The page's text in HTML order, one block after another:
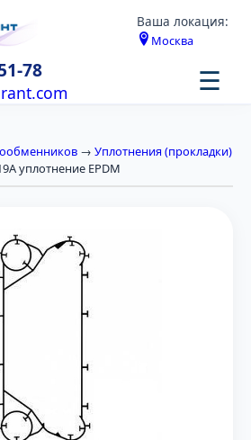
Ваша локация:
Москва
78 ☰
→ Уплотнения (прокладки)
уплотнение EPDM